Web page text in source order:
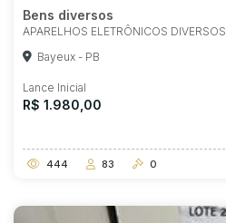
Bens diversos
APARELHOS ELETRÔNICOS DIVERSOS
Bayeux - PB
Lance Inicial
R$ 1.980,00
444 83 0